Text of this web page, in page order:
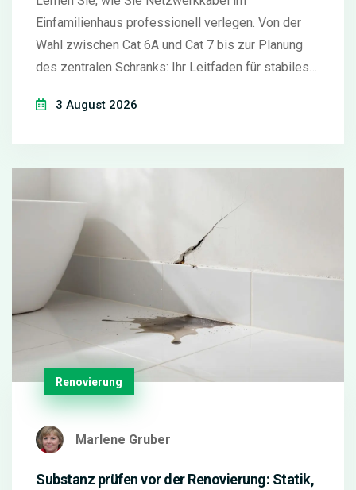
Einfamilienhaus professionell verlegen. Von der
Wahl zwischen Cat 6A und Cat 7 bis zur Planung
des zentralen Schranks: Ihr Leitfaden für stabiles
3 August 2026
Renovierung
Marlene Gruber
Substanz prüfen vor der Renovierung: Statik,